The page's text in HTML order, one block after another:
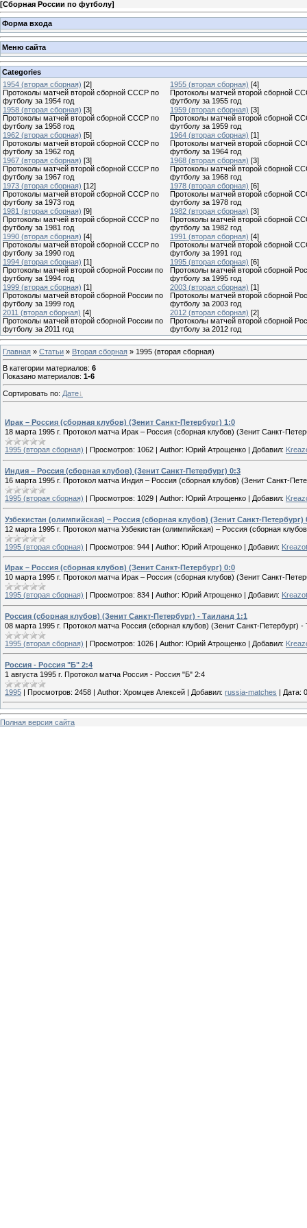
[Сборная России по футболу]
Форма входа
Меню сайта
Categories
1954 (вторая сборная) [2]
Протоколы матчей второй сборной СССР по
футболу за 1954 год
1955 (вторая сборная) [4]
Протоколы матчей второй сборной
футболу за 1955 год
1958 (вторая сборная) [3]
Протоколы матчей второй сборной СССР по
футболу за 1958 год
1959 (вторая сборная) [3]
Протоколы матчей второй сборной
футболу за 1959 год
1962 (вторая сборная) [5]
Протоколы матчей второй сборной СССР по
футболу за 1962 год
1964 (вторая сборная) [1]
Протоколы матчей второй сборной
футболу за 1964 год
1967 (вторая сборная) [3]
Протоколы матчей второй сборной СССР по
футболу за 1967 год
1968 (вторая сборная) [3]
Протоколы матчей второй сборной
футболу за 1968 год
1973 (вторая сборная) [12]
Протоколы матчей второй сборной СССР по
футболу за 1973 год
1978 (вторая сборная) [6]
Протоколы матчей второй сборной
футболу за 1978 год
1981 (вторая сборная) [9]
Протоколы матчей второй сборной СССР по
футболу за 1981 год
1982 (вторая сборная) [3]
Протоколы матчей второй сборной
футболу за 1982 год
1990 (вторая сборная) [4]
Протоколы матчей второй сборной СССР по
футболу за 1990 год
1991 (вторая сборная) [4]
Протоколы матчей второй сборной
футболу за 1991 год
1994 (вторая сборная) [1]
Протоколы матчей второй сборной России по
футболу за 1994 год
1995 (вторая сборная) [6]
Протоколы матчей второй сборной
футболу за 1995 год
1999 (вторая сборная) [1]
Протоколы матчей второй сборной России по
футболу за 1999 год
2003 (вторая сборная) [1]
Протоколы матчей второй сборной
футболу за 2003 год
2011 (вторая сборная) [4]
Протоколы матчей второй сборной России по
футболу за 2011 год
2012 (вторая сборная) [2]
Протоколы матчей второй сборной
футболу за 2012 год
Главная » Статьи » Вторая сборная » 1995 (вторая сборная)
В категории материалов: 6
Показано материалов: 1-6
Сортировать по: Дате
Ирак – Россия (сборная клубов) (Зенит Санкт-Петербург) 1:0
18 марта 1995 г. Протокол матча Ирак – Россия (сборная клубов) (Зенит Санкт-
1995 (вторая сборная) Просмотров: 1062 Author: Юрий Атрощенко Добавил:
Индия – Россия (сборная клубов) (Зенит Санкт-Петербург) 0:3
16 марта 1995 г. Протокол матча Индия – Россия (сборная клубов) (Зенит Санкт-
1995 (вторая сборная) | Просмотров: 1029 | Author: Юрий Атрощенко | Добавил:
Узбекистан (олимпийская) – Россия (сборная клубов) (Зенит Санкт-Петербург)
12 марта 1995 г. Протокол матча Узбекистан (олимпийская) – Россия (сборная
1995 (вторая сборная) | Просмотров: 944 | Author: Юрий Атрощенко | Добавил: Kreazot
Ирак – Россия (сборная клубов) (Зенит Санкт-Петербург) 0:0
10 марта 1995 г. Протокол матча Ирак – Россия (сборная клубов) (Зенит Санкт-
1995 (вторая сборная) Просмотров: 834 Author: Юрий Атрощенко Добавил: Kreazot
Россия (сборная клубов) (Зенит Санкт-Петербург) - Таиланд 1:1
08 марта 1995 г. Протокол матча Россия (сборная клубов) (Зенит Санкт-Петербург) -
1995 (вторая сборная) | Просмотров: 1026 | Author: Юрий Атрощенко | Добавил:
Россия - Россия "Б" 2:4
1 августа 1995 г. Протокол матча Россия - Россия "Б" 2:4
1995 | Просмотров: 2458 | Author: Хромцев Алексей | Добавил: russia-matches | Дата:
Полная версия сайта